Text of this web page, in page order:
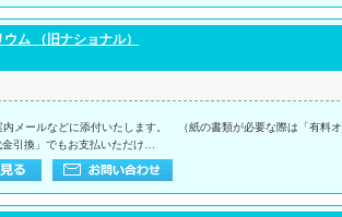
ム （旧ナショナル）
メールなどに添付いたします。 （紙の書類が必要な際は「有料オ
引換」でもお支払いただけ…